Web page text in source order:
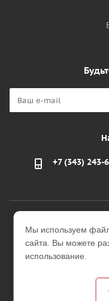
+7 (343) 243-
2026 ©
Интернет-
Мы используем
сайта. Вы можете
использование.